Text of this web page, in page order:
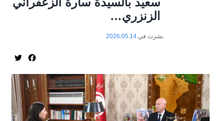
الزنزري…
نشرت في 2026.05.14